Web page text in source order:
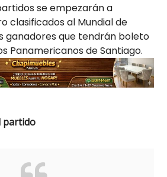
se empezarán a
clasificados al Mundial de
ganadores que tendrán boleto
Panamericanos de Santiago.
partido